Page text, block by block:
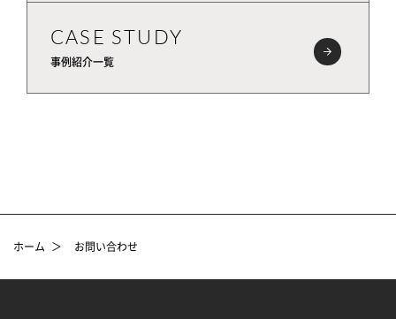
CASE STUDY
事例紹介一覧
ホーム ＞ お問い合わせ